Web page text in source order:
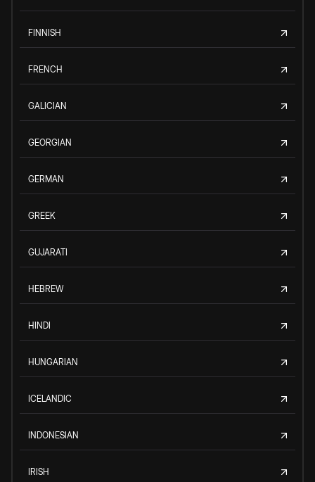
FINNISH
FRENCH
GALICIAN
GEORGIAN
GERMAN
GREEK
GUJARATI
HEBREW
HINDI
HUNGARIAN
ICELANDIC
INDONESIAN
IRISH